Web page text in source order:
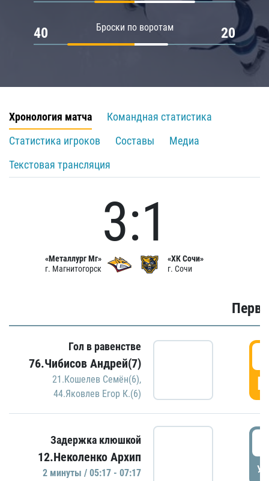
Броски по воротам
40 20
Хронология матча
Командная статистика
Статистика игроков
Составы
Медиа
Текстовая трансляция
«Металлург Мг»
г. Магнитогорск
3:1
«ХК Сочи»
г. Сочи
Гол в равенстве
76.Чибисов Андрей(7)
21.Кошелев Семён(6),
44.Яковлев Егор К.(6)
Задержка клюшкой
12.Неколенко Архип
2 минуты / 05:17 - 07:17